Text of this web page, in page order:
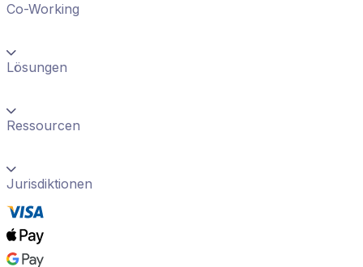
Co-Working
Lösungen
Ressourcen
Jurisdiktionen